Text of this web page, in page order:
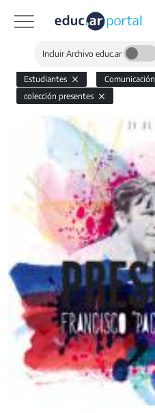
Incluir Archivo educ.ar
Estudiantes Comunicación
colección presentes